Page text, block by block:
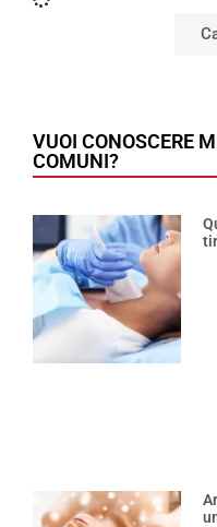
VUOI CONOSCERE
COMUNI?